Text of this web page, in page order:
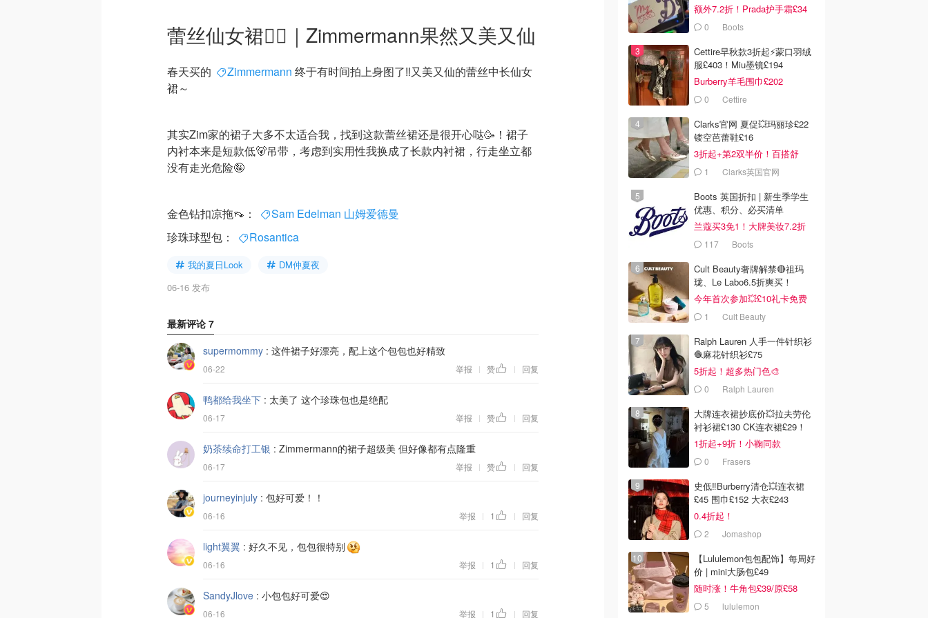
蕾丝仙女裙🧚‍♀️｜Zimmermann果然又美又仙
春天买的 Zimmermann 终于有时间拍上身图了‼️又美又仙的蕾丝中长仙女
裙～
其实Zim家的裙子大多不太适合我，找到这款蕾丝裙还是很开心哒🥳！裙子
内衬本来是短款低🐻吊带，考虑到实用性我换成了长款内衬裙，行走坐立都
没有走光危险🤪
金色钻扣凉拖👡：
Sam Edelman 山姆爱德曼
珍珠球型包：
Rosantica
我的夏日Look
DM仲夏夜
06-16 发布
最新评论 7
supermommy : 这件裙子好漂亮，配上这个包包也好精致
06-22 举报 | 赞 | 回复
鸭都给我坐下 : 太美了 这个珍珠包也是绝配
06-17 举报 | 赞 | 回复
奶茶续命打工银 : Zimmermann的裙子超级美 但好像都有点隆重
06-17 举报 | 赞 | 回复
journeyinjuly : 包好可爱！！
06-16 举报 | 1 | 回复
light翼翼 : 好久不见，包包很特别
06-16 举报 | 1 | 回复
SandyJlove : 小包包好可爱😍
06-16 举报 | 1 | 回复
额外7.2折！Prada护手霜£34
0 Boots
Cettire早秋款3折起⚡️蒙口羽绒
服£403！Miu墨镜£194
Burberry羊毛围巾£202
0 Cettire
Clarks官网 夏促💥玛丽珍£22
镂空芭蕾鞋£16
3折起+第2双半价！百搭舒
服！1 Clarks英国官网
Boots 英国折扣 | 新生季学生
优惠、积分、必买清单
兰蔻买3免1！大牌美妆7.2折
117 Boots
Cult Beauty奢牌解禁🔴祖玛
珑、Le Labo6.5折爽买！
今年首次参加💥£10礼卡免费
拿 1 Cult Beauty
Ralph Lauren 人手一件针织衫
🧶麻花针织衫£75
5折起！超多热门色🎨
0 Ralph Lauren
大牌连衣裙抄底价💥拉夫劳伦
衬衫裙£130 CK连衣裙£29！
1折起+9折！小鞠同款
Ganni£88
0 Frasers
史低‼️Burberry清仓💥连衣裙
£45 围巾£152 大衣£243
0.4折起！
2 Jomashop
【Lululemon包包配饰】每周好
价 | mini大肠包£49
随时涨！牛角包£39/原£58
5 lululemon